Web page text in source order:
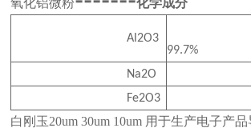
Al2O3
99.7%
Na2O
Fe2O3
白刚玉20um 30um 10um 用于生产电子产